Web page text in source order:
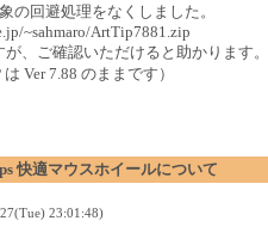
の回避処理をなくしました。
~sahmaro/ArtTip7881.zip
、ご確認いただけると助かります。
Ver 7.88 のままです）
快適マウスホイールについて
23:01:48)